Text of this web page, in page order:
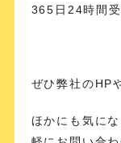
365日24時間受
ぜひ弊社のHP
ほかにも気に